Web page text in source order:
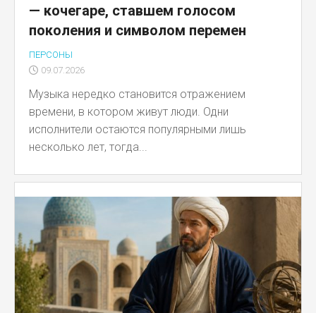
— кочегаре, ставшем голосом
поколения и символом перемен
ПЕРСОНЫ
09.07.2026
Музыка нередко становится отражением
времени, в котором живут люди. Одни
исполнители остаются популярными лишь
несколько лет, тогда...